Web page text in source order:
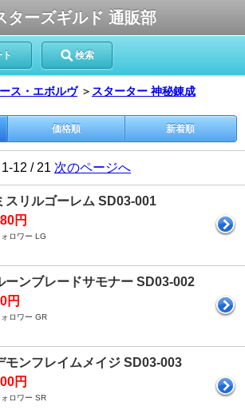
ターズギルド 通販部
検索
ス・エボルヴ ＞ スターター 神秘錬成
価格順 新着順
1-12 / 21 次のページへ
スリルゴーレム SD03-001
円
ォロワー LG
ーンブレードサモナー SD03-002
円
ォロワー GR
モンフレイムメイジ SD03-003
円
ォロワー SR